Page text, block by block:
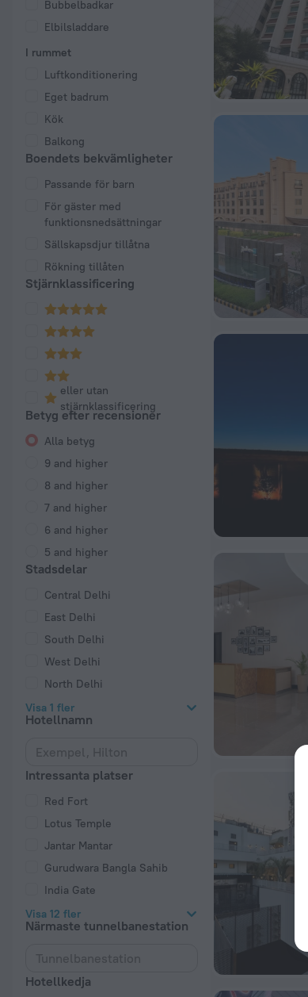
Bubbelbadkar
Elbilsladdare
I rummet
Luftkonditionering
Eget badrum
Kök
Balkong
Boendets bekvämligheter
Passande för barn
För gäster med
funktionsnedsättningar
Sällskapsdjur tillåtna
Rökning tillåten
Stjärnklassificering
eller utan
stjärnklassificering
Betyg efter recensioner
Alla betyg
9 and higher
8 and higher
7 and higher
6 and higher
5 and higher
Stadsdelar
Central Delhi
East Delhi
South Delhi
West Delhi
North Delhi
Visa 1 fler
Hotellnamn
Intressanta platser
Red Fort
Lotus Temple
Jantar Mantar
Gurudwara Bangla Sahib
India Gate
Visa 12 fler
Närmaste tunnelbanestation
Hotellkedja